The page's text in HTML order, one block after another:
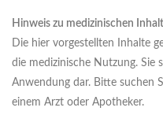
Hinweis zu medizinischen
Die hier vorgestellten Inhalte
die medizinische Nutzung. Sie
Anwendung dar. Bitte suchen
einem Arzt oder Apotheker.